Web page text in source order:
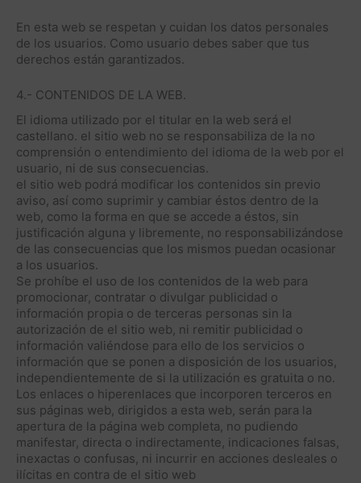
En esta web se respetan y cuidan los datos personales
de los usuarios. Como usuario debes saber que tus
derechos están garantizados.
4.- CONTENIDOS DE LA WEB.
El idioma utilizado por el titular en la web será el
castellano. el sitio web no se responsabiliza de la no
comprensión o entendimiento del idioma de la web por el
usuario, ni de sus consecuencias.
el sitio web podrá modificar los contenidos sin previo
aviso, así como suprimir y cambiar éstos dentro de la
web, como la forma en que se accede a éstos, sin
justificación alguna y libremente, no responsabilizándose
de las consecuencias que los mismos puedan ocasionar
a los usuarios.
Se prohíbe el uso de los contenidos de la web para
promocionar, contratar o divulgar publicidad o
información propia o de terceras personas sin la
autorización de el sitio web, ni remitir publicidad o
información valiéndose para ello de los servicios o
información que se ponen a disposición de los usuarios,
independientemente de si la utilización es gratuita o no.
Los enlaces o hiperenlaces que incorporen terceros en
sus páginas web, dirigidos a esta web, serán para la
apertura de la página web completa, no pudiendo
manifestar, directa o indirectamente, indicaciones falsas,
inexactas o confusas, ni incurrir en acciones desleales o
ilícitas en contra de el sitio web